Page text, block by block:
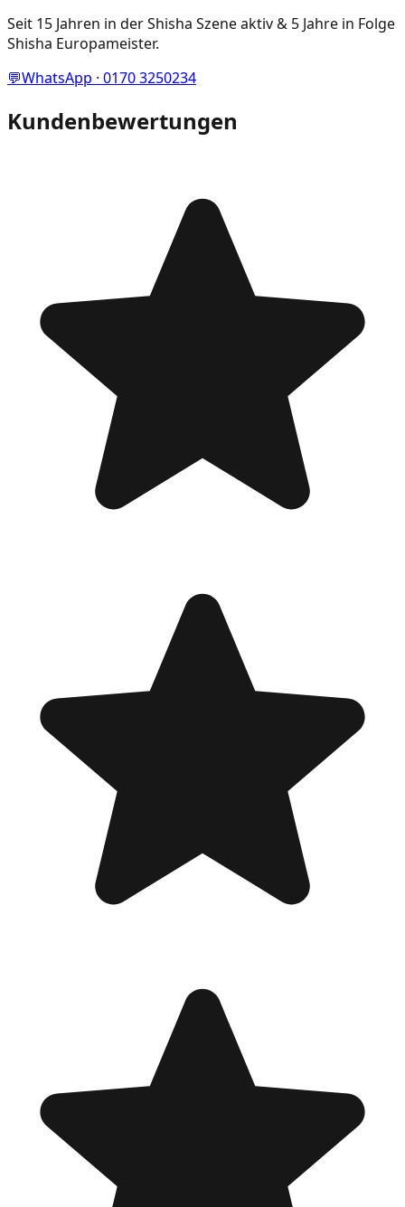
Seit 15 Jahren in der Shisha Szene aktiv & 5 Jahre in Folge
Shisha Europameister.
💬WhatsApp · 0170 3250234
Kundenbewertungen